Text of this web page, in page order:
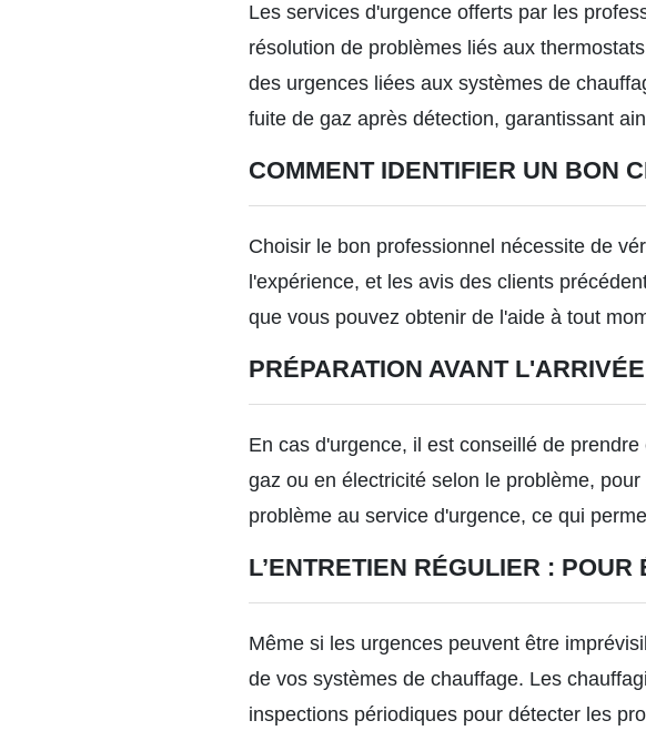
Les services d'urgence offerts par les
résolution de problèmes liés aux
des urgences liées aux systèmes de
fuite de gaz après détection, garantissant
COMMENT IDENTIFIER UN BON
Choisir le bon professionnel nécessite de
l'expérience, et les avis des clients
que vous pouvez obtenir de l'aide à tout
PRÉPARATION AVANT
En cas d'urgence, il est conseillé de
gaz ou en électricité selon le problème,
problème au service d'urgence, ce qui
L’ENTRETIEN RÉGULIER :
Même si les urgences peuvent être
de vos systèmes de chauffage. Les
inspections périodiques pour détecter les